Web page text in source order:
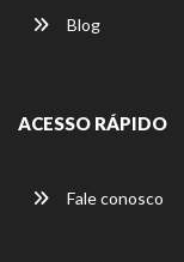
Blog
ACESSO RÁPIDO
Fale conosco